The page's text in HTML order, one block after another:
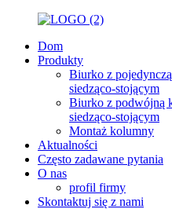
Dom
Produkty
Biurko z
siedząco-stojącym
Biurko z podwójną
siedząco-stojącym
Montaż kolumny
Aktualności
Często zadawane pytania
O nas
profil firmy
Skontaktuj się z nami